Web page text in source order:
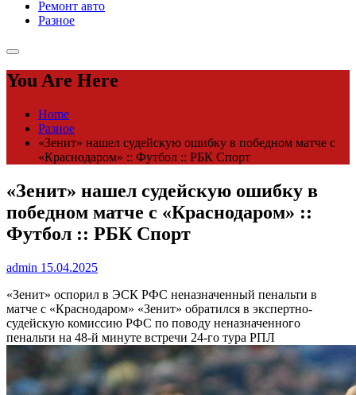
Ремонт авто
Разное
You Are Here
Home
Разное
«Зенит» нашел судейскую ошибку в победном матче с
«Краснодаром» :: Футбол :: РБК Спорт
«Зенит» нашел судейскую ошибку в
победном матче с «Краснодаром» ::
Футбол :: РБК Спорт
admin 15.04.2025
«Зенит» оспорил в ЭСК РФС неназначенный пенальти в
матче с «Краснодаром» «Зенит» обратился в экспертно-
судейскую комиссию РФС по поводу неназначенного
пенальти на 48‑й минуте встречи 24-го тура РПЛ